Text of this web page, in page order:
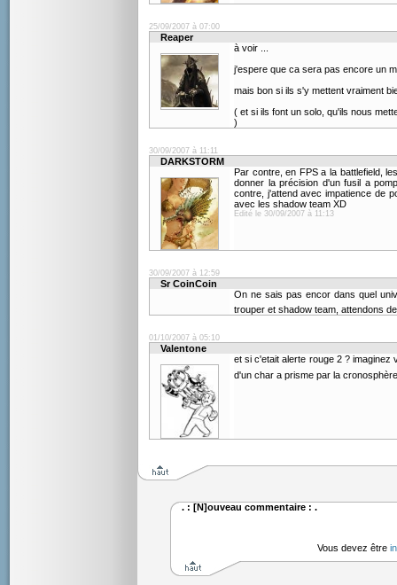
25/09/2007 à 07:00
Reaper
à voir ...
j'espere que ca sera pas encore un
mais bon si ils s'y mettent vraiment
( et si ils font un solo, qu'ils nous
)
30/09/2007 à 11:11
DARKSTORM
Par contre, en FPS a la battlefield,
donner la précision d'un fusil a
contre, j'attend avec impatience de
avec les shadow team XD
Edité le 30/09/2007 à 11:13
30/09/2007 à 12:59
Sr CoinCoin
On ne sais pas encor dans quel
trouper et shadow team, attendons
01/10/2007 à 05:10
Valentone
et si c'etait alerte rouge 2 ? imaginez
d'un char a prisme par la
. : [N]ouveau commentaire : .
Vous devez être